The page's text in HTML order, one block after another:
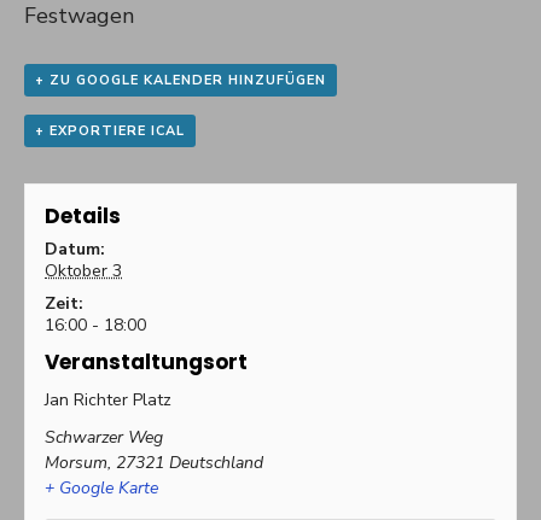
Festwagen
+ ZU GOOGLE KALENDER HINZUFÜGEN
+ EXPORTIERE ICAL
Details
Datum:
Oktober 3
Zeit:
16:00 - 18:00
Veranstaltungsort
Jan Richter Platz
Schwarzer Weg
Morsum, 27321 Deutschland
+ Google Karte